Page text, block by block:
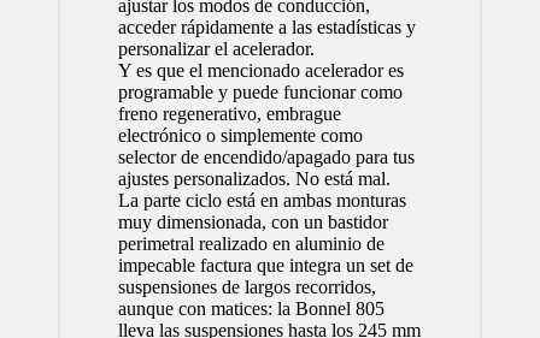
ajustar los modos de conducción,
acceder rápidamente a las estadísticas y
personalizar el acelerador.
Y es que el mencionado acelerador es
programable y puede funcionar como
freno regenerativo, embrague
electrónico o simplemente como
selector de encendido/apagado para tus
ajustes personalizados. No está mal.
La parte ciclo está en ambas monturas
muy dimensionada, con un bastidor
perimetral realizado en aluminio de
impecable factura que integra un set de
suspensiones de largos recorridos,
aunque con matices: la Bonnel 805
lleva las suspensiones hasta los 245 mm